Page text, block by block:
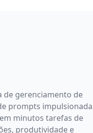
de gerenciamento de
prompts impulsionada
minutos tarefas de
produtividade e